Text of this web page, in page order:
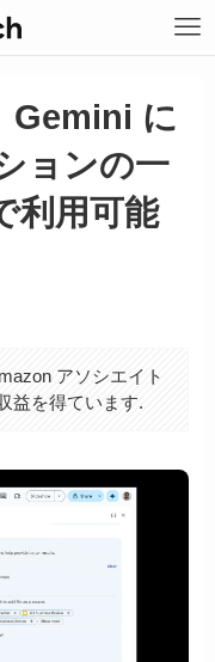
Gemini に
ョンの一
利用可能
アソシエイト
益を得ています.